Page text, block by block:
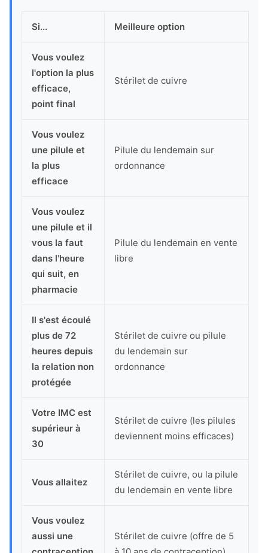
Si... Meilleure option
Vous voulez
l'option la plus
efficace,
point final
Stérilet de cuivre
Vous voulez
une pilule et
la plus
efficace
Pilule du lendemain sur
ordonnance
Vous voulez
une pilule et il
vous la faut
dans l'heure
qui suit, en
pharmacie
Pilule du lendemain en vente
libre
Il s'est écoulé
plus de 72
heures depuis
la relation non
protégée
Stérilet de cuivre ou pilule
du lendemain sur
ordonnance
Votre IMC est
supérieur à
30
Stérilet de cuivre (les pilules
deviennent moins efficaces)
Vous allaitez
Stérilet de cuivre, ou la pilule
du lendemain en vente libre
Vous voulez
aussi une
Stérilet de cuivre (offre de 5